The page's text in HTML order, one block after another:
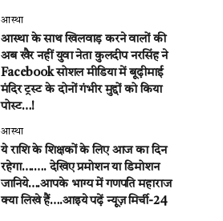
आस्था
आस्था के साथ खिलवाड़ करने वालों की
अब खैर नहीं युवा नेता कुलदीप नरसिंह ने
Facebook सोशल मीडिया में बूढ़ीमाई
मंदिर ट्रस्ट के दोनों गंभीर मुद्दों को किया
पोस्ट…!
आस्था
ये राशि के शिक्षकों के लिए आज का दिन
रहेगा….…. देखिए प्रमोशन या डिमोशन
जानिये….आपके भाग्य में गणपति महाराज
क्या लिखे हैं….आइये पढ़ें न्यूज़ मिर्ची-24